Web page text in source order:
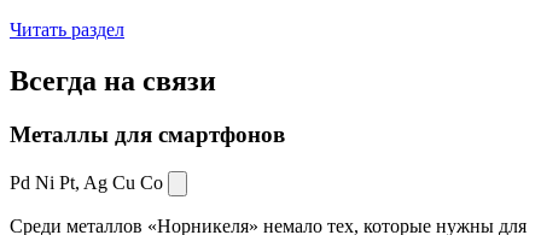
Читать раздел
Всегда на связи
Металлы для смартфонов
Pd Ni Pt, Ag Cu Co
Среди металлов «Норникеля» немало тех, которые нужны для